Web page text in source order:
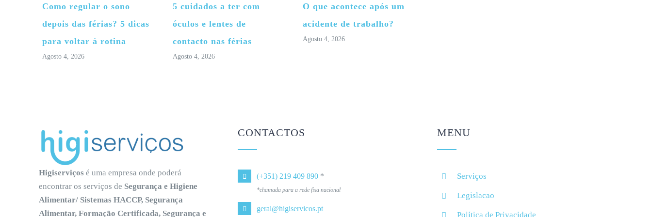
Como regular o sono
depois das férias? 5 dicas
para voltar à rotina
Agosto 4, 2026
5 cuidados a ter com
óculos e lentes de
contacto nas férias
Agosto 4, 2026
O que acontece após um
acidente de trabalho?
Agosto 4, 2026
Higiserviços é uma empresa onde poderá
encontrar os serviços de Segurança e Higiene
Alimentar/ Sistemas HACCP, Segurança
Alimentar, Formação Certificada, Segurança e
CONTACTOS
(+351) 219 409 890*
*chamada para a rede fixa nacional
geral@higiservicos.pt
MENU
Serviços
Legislacao
Política de Privacidade